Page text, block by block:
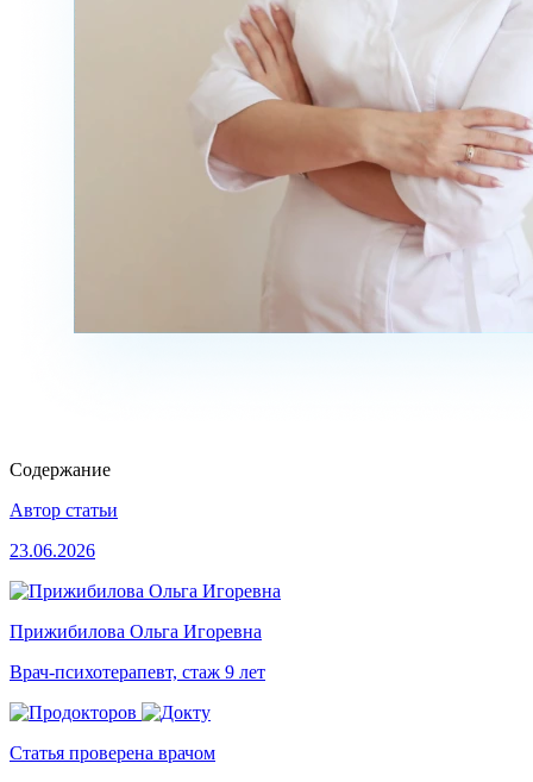
Содержание
Автор статьи
23.06.2026
Прижибилова Ольга Игоревна
Врач-психотерапевт, стаж 9 лет
Статья проверена врачом